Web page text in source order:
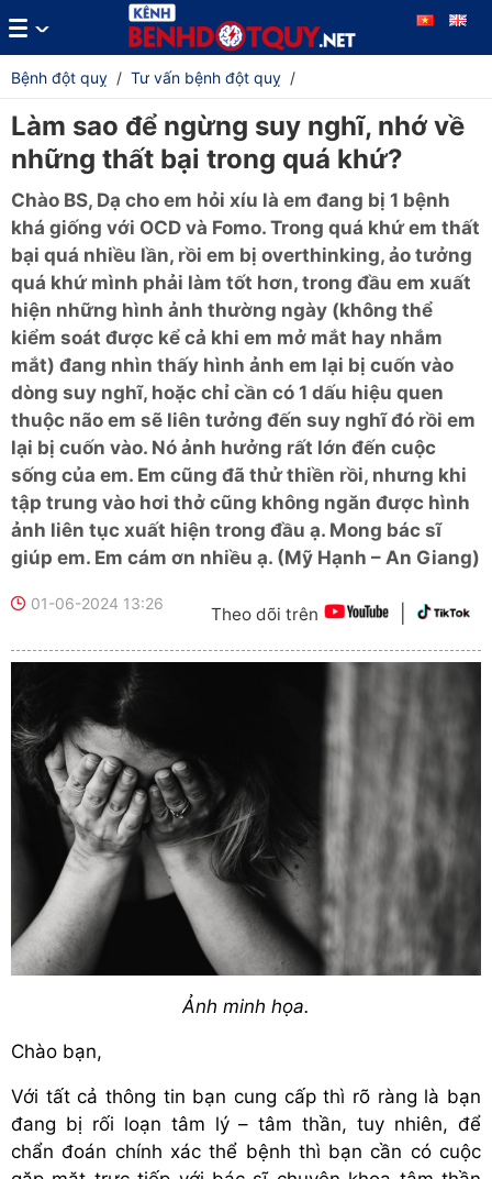
Bệnh đột quỵ / Tư vấn bệnh đột quỵ /
Làm sao để ngừng suy nghĩ, nhớ về
những thất bại trong quá khứ?
Chào BS, Dạ cho em hỏi xíu là em đang bị 1 bệnh
khá giống với OCD và Fomo. Trong quá khứ em thất
bại quá nhiều lần, rồi em bị overthinking, ảo tưởng
quá khứ mình phải làm tốt hơn, trong đầu em xuất
hiện những hình ảnh thường ngày (không thể
kiểm soát được kể cả khi em mở mắt hay nhắm
mắt) đang nhìn thấy hình ảnh em lại bị cuốn vào
dòng suy nghĩ, hoặc chỉ cần có 1 dấu hiệu quen
thuộc não em sẽ liên tưởng đến suy nghĩ đó rồi em
lại bị cuốn vào. Nó ảnh hưởng rất lớn đến cuộc
sống của em. Em cũng đã thử thiền rồi, nhưng khi
tập trung vào hơi thở cũng không ngăn được hình
ảnh liên tục xuất hiện trong đầu ạ. Mong bác sĩ
giúp em. Em cám ơn nhiều ạ. (Mỹ Hạnh – An Giang)
01-06-2024 13:26 Theo dõi trên
Ảnh minh họa.
Chào bạn,
Với tất cả thông tin bạn cung cấp thì rõ ràng là bạn
đang bị rối loạn tâm lý – tâm thần, tuy nhiên, để
chẩn đoán chính xác thể bệnh thì bạn cần có cuộc